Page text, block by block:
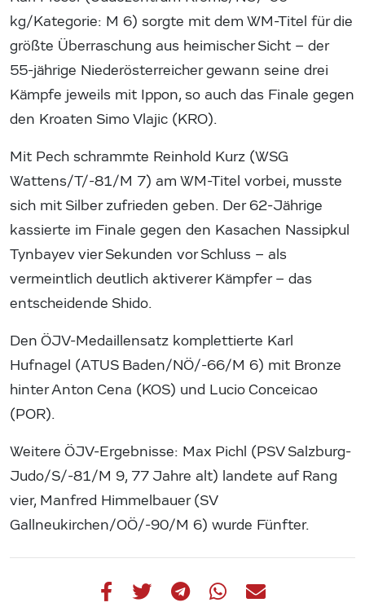
kg/Kategorie: M 6) sorgte mit dem WM-Titel für die
größte Überraschung aus heimischer Sicht – der
55-jährige Niederösterreicher gewann seine drei
Kämpfe jeweils mit Ippon, so auch das Finale gegen
den Kroaten Simo Vlajic (KRO).
Mit Pech schrammte Reinhold Kurz (WSG
Wattens/T/-81/M 7) am WM-Titel vorbei, musste
sich mit Silber zufrieden geben. Der 62-Jährige
kassierte im Finale gegen den Kasachen Nassipkul
Tynbayev vier Sekunden vor Schluss – als
vermeintlich deutlich aktiverer Kämpfer – das
entscheidende Shido.
Den ÖJV-Medaillensatz komplettierte Karl
Hufnagel (ATUS Baden/NÖ/-66/M 6) mit Bronze
hinter Anton Cena (KOS) und Lucio Conceicao
(POR).
Weitere ÖJV-Ergebnisse: Max Pichl (PSV Salzburg-
Judo/S/-81/M 9, 77 Jahre alt) landete auf Rang
vier, Manfred Himmelbauer (SV
Gallneukirchen/OÖ/-90/M 6) wurde Fünfter.